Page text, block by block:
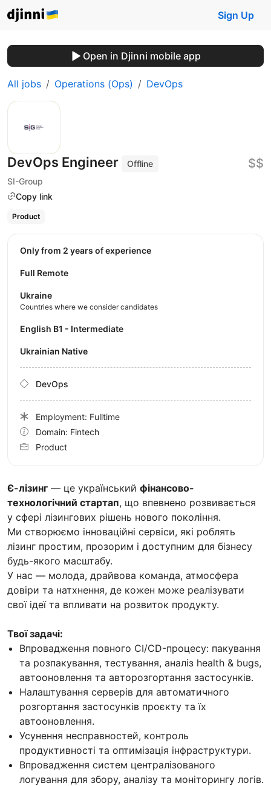
Sign Up
Open in Djinni mobile app
All jobs Operations (Ops) DevOps
DevOps Engineer
Offline
SI-Group
Copy link
$$
Product
Є-лізинг — це український фінансово-
технологічний стартап, що впевнено розвивається
у сфері лізингових рішень нового покоління.
Ми створюємо інноваційні сервіси, які роблять
лізинг простим, прозорим і доступним для бізнесу
будь-якого масштабу.
У нас — молода, драйвова команда, атмосфера
довіри та натхнення, де кожен може реалізувати
свої ідеї та впливати на розвиток продукту.
Твої задачі:
Впровадження повного CI/CD-процесу: пакування
та розпакування, тестування, аналіз health & bugs,
автооновлення та авторозгортання застосунків.
Налаштування серверів для автоматичного
розгортання застосунків проєкту та їх
автооновлення.
Усунення несправностей, контроль
продуктивності та оптимізація інфраструктури.
Впровадження систем централізованого
логування для збору, аналізу та моніторингу логів.
Only from 2 years of experience
Full Remote
Ukraine
Countries where we consider candidates
English B1 - Intermediate
Ukrainian Native
DevOps
Employment: Fulltime
Domain: Fintech
Product